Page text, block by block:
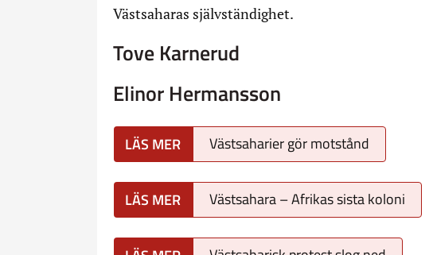
Västsaharas självständighet.
Tove Karnerud
Elinor Hermansson
Västsaharier gör motstånd
Västsahara – Afrikas sista koloni